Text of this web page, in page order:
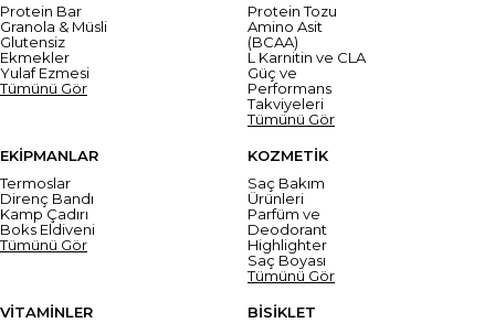
Protein Bar
Granola & Müsli
Glutensiz
Ekmekler
Yulaf Ezmesi
Tümünü Gör
Protein Tozu
Amino Asit
(BCAA)
L Karnitin ve CLA
Güç ve
Performans
Takviyeleri
Tümünü Gör
EKİPMANLAR
Termoslar
Direnç Bandı
Kamp Çadırı
Boks Eldiveni
Tümünü Gör
KOZMETİK
Saç Bakım
Ürünleri
Parfüm ve
Deodorant
Highlighter
Saç Boyası
Tümünü Gör
VİTAMİNLER
BİSİKLET